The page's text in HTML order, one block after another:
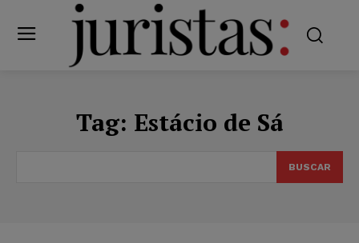
Tag: Estácio de Sá
BUSCAR